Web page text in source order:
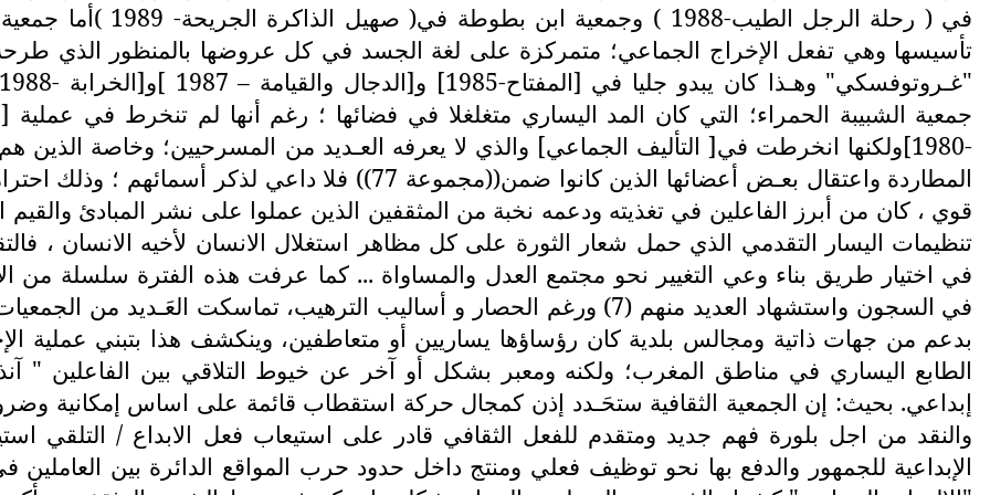
في ( رحلة الرجل
تأسيسها وهي تفعل الإخراج الجماعي؛ متمركزة على لغة الجسد في كل عروضها بالمنظور الذي
جمعية الشبيبة الحمراء؛ التي كان المد اليساري متغلغلا في فضائها ؛ رغم أنها لم تنخرط في
-1980]ولكنها انخرطت في[ التأليف الجماعي] والذي لا يعرفه العـديد من المسرحيين؛ وخاصة
المطاردة واعتقال بعـض أعضائها الذين كانوا ضمن((مجموعة 77))
قوي ، كان من أبرز الفاعلين في تغذيته ودعمه نخبة من المثقفين الذين عملوا على نشر المبادئ والقيم
تنظيمات اليسار التقدمي الذي حمل شعار الثورة على كل مظاهر استغلال الانسان لأخيه الانسان ،
في اختيار طريق بناء وعي التغيير نحو مجتمع العدل والمساواة ... كما عرفت هذه الفترة سلسلة من
في السجون واستشهاد العديد منهم (7) ورغم الحصار و أساليب الترهيب، تماسكت
بدعم من جهات ذاتية ومجالس بلدية كان رؤساؤها يساريين أو متعاطفين، وينكشف هذا بتبني عملية
الطابع اليساري في مناطق المغرب؛ ولكنه ومعبر بشكل أو آخر عن خيوط التلاقي بين
إبداعي. بحيث: إن الجمعية الثقافية ستحَـدد إذن كمجال حركة استقطاب قائمة على اساس إمكانية
والنقد من اجل بلورة فهم جديد ومتقدم للفعل الثقافي قادر على استيعاب فعل الابداع / التلقي